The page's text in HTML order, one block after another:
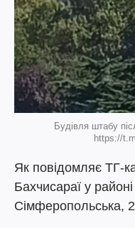
Будівля штабу
https://
Як повідомляє ТГ-
Бахчисараї у
Сімферопольська, 2